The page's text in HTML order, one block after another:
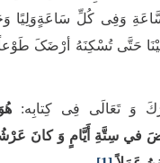
وَفِی کُلِّ سَاعَةٍ‌‌‌‌‌‌‌‌‌‌‌‌‌‌‌‌‌‌‌‌‌‌‌‌‌‌‌‌‌‌‌‌‌‌‌‌‌‌‌‌‌‌‌‌‌‌‌‌‌‌‌‌‌‌‌‌‌‌‌‌‌‌‌‌وَلِیًا
حَتَّی تُسْکِنَهُ أرْضَکَ طَوْعاً
وَ تَعَالَى فِی کِتابِه:
في‌‌ سِتَّةِ أَيَّامٍ وَ کانَ